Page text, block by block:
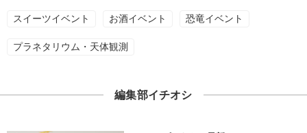
スイーツイベント お酒イベント 恐竜イベント
プラネタリウム・天体観測
編集部イチオシ